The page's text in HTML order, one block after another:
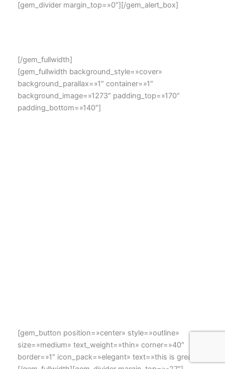
[gem_divider margin_top=»0″][/gem_alert_box]
[/gem_fullwidth]
[gem_fullwidth background_style=»cover»
background_parallax=»1″ container=»1″
background_image=»1273″ padding_top=»170″
padding_bottom=»140″]
[gem_button position=»center» style=»outline»
size=»medium» text_weight=»thin» corner=»40″
border=»1″ icon_pack=»elegant» text=»this is great!»]